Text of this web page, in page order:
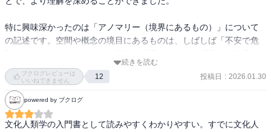
自分自身を相対化する作用が文化人類学にはある。
文化とは、無意識の行動パターンや意味づけ。暗黙のルールの共
これを可視化するために、フィールドワークとして参与観察し、民
族誌をアウトプットする。
2.集団と親族
親族とはウチ/ヨソを分ける出自による集団の形成。(父系、母系、双
特に興味深かったのは「アノマリー（境界にあるもの）」について
の記述です。空間や概念の境目にあるものは、しばしば「不安で危
のものの成分による問題ではなく、それが「身体の内と外の境界を
またいでしまう」ことによって生じます。人間にとって「自分であ
って自分ではない」という矛盾した存在は、既存のカテゴリーに分
類しきれない気持ち悪さを抱かせ、それが「汚い」という忌避感情
に繋がるのだと理解できました。
続きを読む
ブクログレビューは
いいねできません
12 投稿日 : 2026.01.30
powered by ブクログ
文化人類学の入門書として読みやすくわかりやすい。すでに文化人